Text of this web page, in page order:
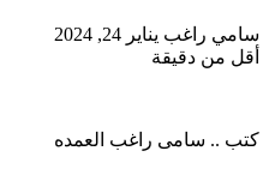
سامي راغب أرسل
بريدا
يناير 24, 2024
أقل من دقيقة
كتب .. سامى راغب العمده